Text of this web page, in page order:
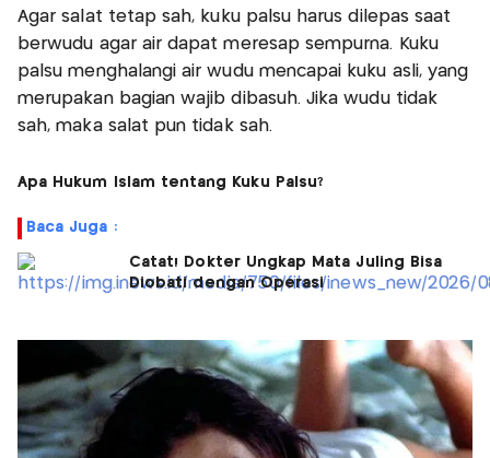
Agar salat tetap sah, kuku palsu harus dilepas saat
berwudu agar air dapat meresap sempurna. Kuku
palsu menghalangi air wudu mencapai kuku asli, yang
merupakan bagian wajib dibasuh. Jika wudu tidak
sah, maka salat pun tidak sah.
Apa Hukum Islam tentang Kuku Palsu?
Baca Juga :
Catat! Dokter Ungkap Mata Juling Bisa
Diobati dengan Operasi